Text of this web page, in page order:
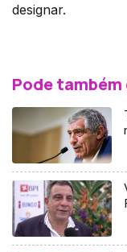
designar.
Pode